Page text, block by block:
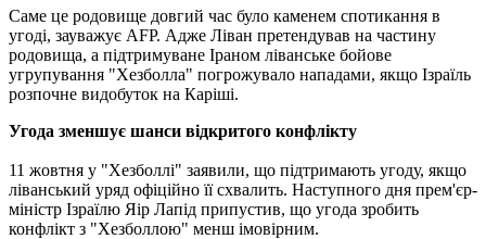
Саме це родовище довгий час було каменем спотикання в
угоді, зауважує AFP. Адже Ліван претендував на частину
родовища, а підтримуване Іраном ліванське бойове
угрупування "Хезболла" погрожувало нападами, якщо Ізраїль
розпочне видобуток на Каріші.
Угода зменшує шанси відкритого конфлікту
11 жовтня у "Хезболлі" заявили, що підтримають угоду, якщо
ліванський уряд офіційно її схвалить. Наступного дня прем'єр-
міністр Ізраїлю Яір Лапід припустив, що угода зробить
конфлікт з "Хезболлою" менш імовірним.